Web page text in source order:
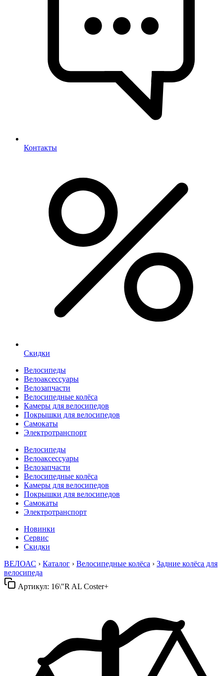
Контакты
Скидки
Велосипеды
Велоаксессуары
Велозапчасти
Велосипедные колёса
Камеры для велосипедов
Покрышки для велосипедов
Самокаты
Электротранспорт
Велосипеды
Велоаксессуары
Велозапчасти
Велосипедные колёса
Камеры для велосипедов
Покрышки для велосипедов
Самокаты
Электротранспорт
Новинки
Сервис
Скидки
ВЕЛОАС › Каталог › Велосипедные колёса › Задние колёса для
велосипеда
Артикул: 16\"R AL Coster+